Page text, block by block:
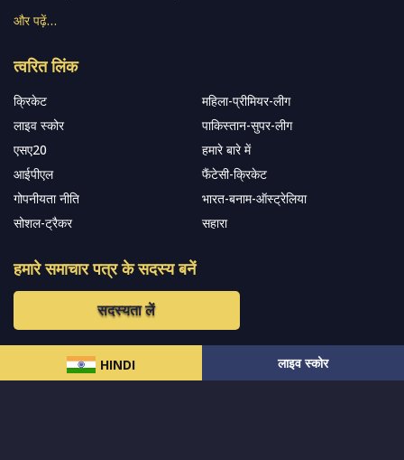
HINDI लाइव स्कोर
और पढ़ें…
त्वरित लिंक
क्रिकेट
महिला-प्रीमियर-लीग
लाइव स्कोर
पाकिस्तान-सुपर-लीग
एसए20
हमारे बारे में
आईपीएल
फैंटेसी-क्रिकेट
गोपनीयता नीति
भारत-बनाम-ऑस्ट्रेलिया
सोशल-ट्रैकर
सहारा
हमारे समाचार पत्र के सदस्य बनें
सदस्यता लें
हमारा अनुसरण करें और नवीनतम अपडेट प्राप्त करेंs